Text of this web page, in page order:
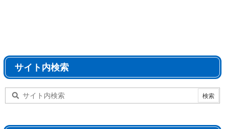
サイト内検索